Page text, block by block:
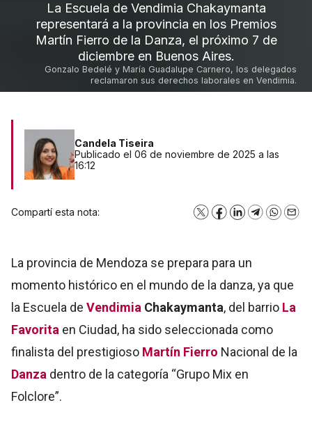
Gonzalo Bedelé y María Guadalupe Carnero, los delegados
reclamaron sus derechos laborales en Vendimia.
La Escuela de Vendimia Chakaymanta
representará a la provincia en los Premios
Martín Fierro de la Danza, el próximo 7 de
diciembre en Buenos Aires.
Candela Tiseira
Publicado el 06 de noviembre de 2025 a las
16:12
Compartí esta nota: X Facebook
LinkedInTelegram
La provincia de Mendoza se prepara para un
momento histórico en el mundo de la danza, ya que
la Escuela de Vendimia Chakaymanta, del barrio La
Favorita en Ciudad, ha sido seleccionada como
finalista del prestigioso Martín Fierro Nacional de la
Danza dentro de la categoría “Grupo Mix en
Folclore”.